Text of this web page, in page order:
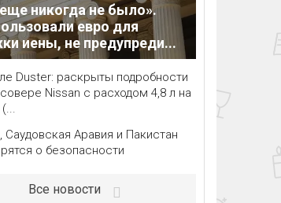
никогда не было».
евро для
иены, не предупреди...
Duster: раскрыты подробности
Nissan с расходом 4,8 л на
Саудовская Аравия и Пакистан
о безопасности
Все новости